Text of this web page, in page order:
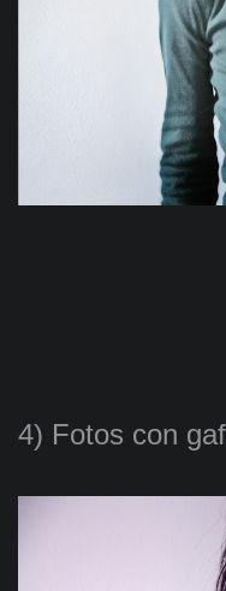
4) Fotos con